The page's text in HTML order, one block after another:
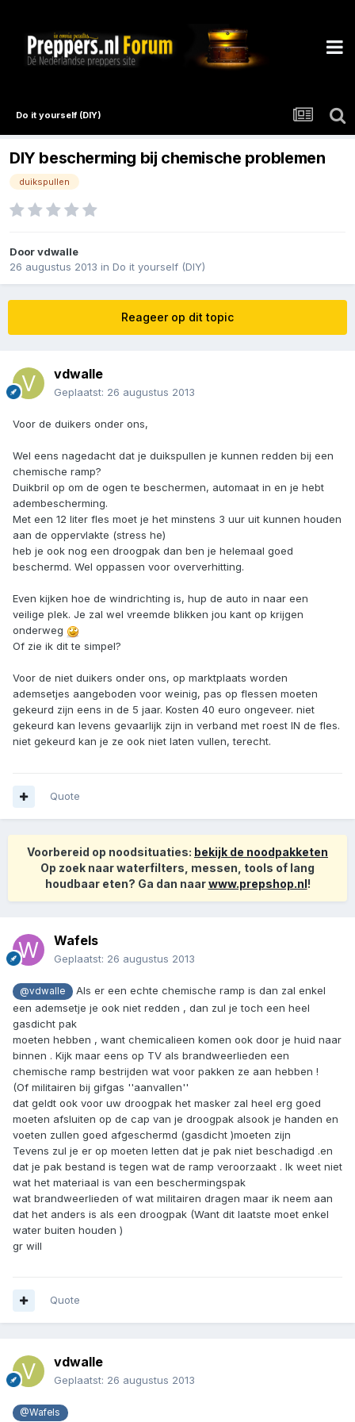
Do it yourself (DIY)
DIY bescherming bij chemische problemen
duikspullen
Doorvdwalle
26 augustus 2013 in Do it yourself (DIY)
Reageer op dit topic
vdwalle
Geplaatst: 26 augustus 2013
Voor de duikers onder ons,
Wel eens nagedacht dat je duikspullen je kunnen redden bij een
chemische ramp?
Duikbril op om de ogen te beschermen, automaat in en je hebt
adembescherming.
Met een 12 liter fles moet je het minstens 3 uur uit kunnen houden
aan de oppervlakte (stress he)
heb je ook nog een droogpak dan ben je helemaal goed
beschermd. Wel oppassen voor oververhitting.
Even kijken hoe de windrichting is, hup de auto in naar een
veilige plek. Je zal wel vreemde blikken jou kant op krijgen
onderweg
Of zie ik dit te simpel?
Voor de niet duikers onder ons, op marktplaats worden
ademsetjes aangeboden voor weinig, pas op flessen moeten
gekeurd zijn eens in de 5 jaar. Kosten 40 euro ongeveer. niet
gekeurd kan levens gevaarlijk zijn in verband met roest IN de fles.
niet gekeurd kan je ze ook niet laten vullen, terecht.
Quote
Voorbereid op noodsituaties: bekijk de noodpakketen
Op zoek naar waterfilters, messen, tools of lang
houdbaar eten? Ga dan naarwww.prepshop.nl!
Wafels
Geplaatst: 26 augustus 2013
@vdwalle
Als er een echte chemische ramp is dan zal enkel
een ademsetje je ook niet redden , dan zul je toch een heel
gasdicht pak
moeten hebben , want chemicalieen komen ook door je huid naar
binnen . Kijk maar eens op TV als brandweerlieden een
chemische ramp bestrijden wat voor pakken ze aan hebben !
(Of militairen bij gifgas ''aanvallen''
dat geldt ook voor uw droogpak het masker zal heel erg goed
moeten afsluiten op de cap van je droogpak alsook je handen en
voeten zullen goed afgeschermd (gasdicht )moeten zijn
Tevens zul je er op moeten letten dat je pak niet beschadigd .en
dat je pak bestand is tegen wat de ramp veroorzaakt . Ik weet niet
wat het materiaal is van een beschermingspak
wat brandweerlieden of wat militairen dragen maar ik neem aan
dat het anders is als een droogpak (Want dit laatste moet enkel
water buiten houden )
gr will
Quote
vdwalle
Geplaatst: 26 augustus 2013
@Wafels